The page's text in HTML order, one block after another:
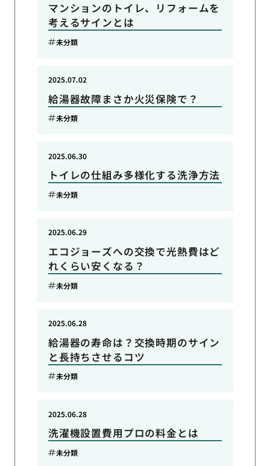
マンションのトイレ、リフォームを
考えるサインとは
未分類
給湯器故障まさか火災保険で？
2025.07.02
未分類
トイレの仕組み多様化する洗浄方法
2025.06.30
未分類
エコジョーズへの交換で光熱費はど
れくらい安くなる？
2025.06.29
未分類
給湯器の寿命は？交換時期のサイン
と長持ちさせるコツ
2025.06.28
未分類
洗濯機設置費用プロの料金とは
2025.06.28
未分類